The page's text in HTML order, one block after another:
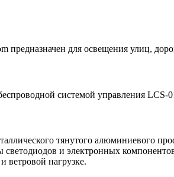
предназначен для освещения улиц,
системой управления LCS-
тянутого алюминиевого
и электронных
ветровой нагрузке.